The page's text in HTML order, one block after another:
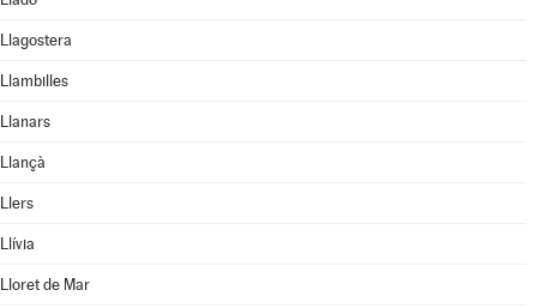
Llagostera
Llambilles
Llanars
Llançà
Llers
Llívia
Lloret de Mar